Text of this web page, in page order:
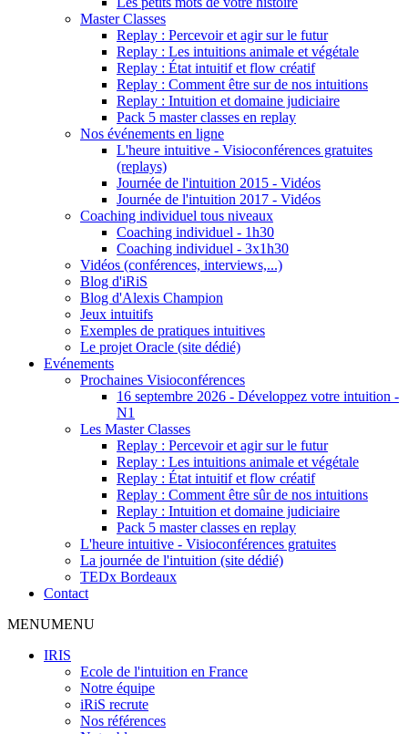
Master Classes
Replay : Percevoir et agir sur le futur
Replay : Les intuitions animale et végétale
Replay : État intuitif et flow créatif
Replay : Comment être sur de nos intuitions
Replay : Intuition et domaine judiciaire
Pack 5 master classes en replay
Nos événements en ligne
L'heure intuitive - Visioconférences gratuites
(replays)
Journée de l'intuition 2015 - Vidéos
Journée de l'intuition 2017 - Vidéos
Coaching individuel tous niveaux
Coaching individuel - 1h30
Coaching individuel - 3x1h30
Vidéos (conférences, interviews,...)
Blog d'iRiS
Blog d'Alexis Champion
Jeux intuitifs
Exemples de pratiques intuitives
Le projet Oracle (site dédié)
Evénements
Prochaines Visioconférences
16 septembre 2026 - Développez votre intuition -
N1
Les Master Classes
Replay : Percevoir et agir sur le futur
Replay : Les intuitions animale et végétale
Replay : État intuitif et flow créatif
Replay : Comment être sûr de nos intuitions
Replay : Intuition et domaine judiciaire
Pack 5 master classes en replay
L'heure intuitive - Visioconférences gratuites
La journée de l'intuition (site dédié)
TEDx Bordeaux
Contact
MENUMENU
IRIS
Ecole de l'intuition en France
Notre équipe
iRiS recrute
Nos références